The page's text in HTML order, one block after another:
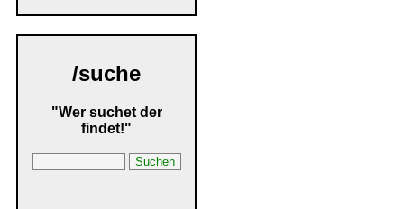
/suche
"Wer suchet der
findet!"